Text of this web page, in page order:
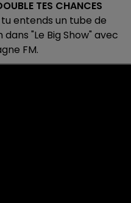
TES CHANCES
entends un tube de
"Le Big Show" avec
FM.